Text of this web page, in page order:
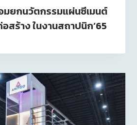
มยกนวัตกรรมแผ่นซีเมนต์
สร้าง ในงานสถาปนิก’65